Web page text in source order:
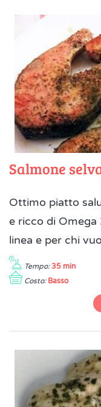
Salmone
Ottimo piatto
e ricco di Omega
linea e per chi
Tempo: 35 min
Costo: Basso